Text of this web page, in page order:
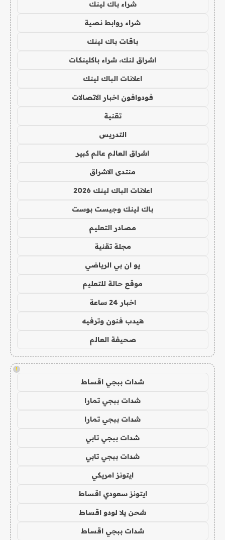
شراء باك لينك
شراء روابط نصية
باقات باك لينك
اشراق لنك، شراء باكلينكات
اعلانات الباك لينك
فودوافون اخبار الاتصالات
تقنية
التدريس
اشراق العالم عالم كبير
منتدى الاشراق
اعلانات الباك لينك 2026
باك لينك وجيست بوست
مصادر التعليم
مجلة تقنية
يو ان بي الرياضي
موقع حالة للتعليم
اخبار 24 ساعة
هيدب فنون وترفيه
صحيفة العالم
!
شدات ببجي اقساط
شدات ببجي تمارا
شدات ببجي تمارا
شدات ببجي تابي
شدات ببجي تابي
ايتونز امريكي
ايتونز سعودي اقساط
شحن يلا لودو اقساط
شدات ببجي اقساط